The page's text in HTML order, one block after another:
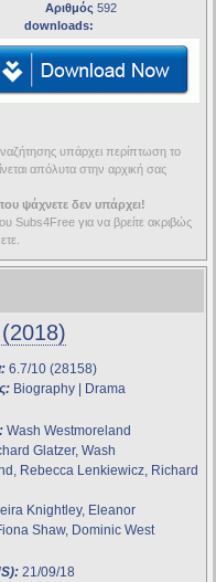
Αριθμός
downloads:
592
υπάρχει περίπτωση το
απόλυτα στην αρχική σας
ψάχνετε δεν υπάρχει!
Subs4Free για να βρείτε ακριβώς
6.7/10 (28158)
Biography | Drama
Wash Westmoreland
Glatzer, Wash
Rebecca Lenkiewicz, Richard
Knightley, Eleanor
Shaw, Dominic West
21/09/18